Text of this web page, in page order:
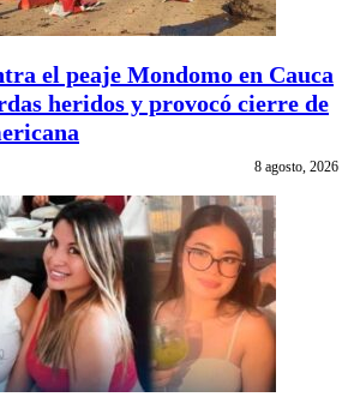
el peaje Mondomo en Cauca
heridos y provocó cierre de
8 agosto, 2026